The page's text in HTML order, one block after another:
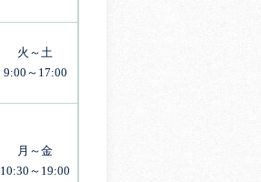
火～土
9:00～17:00
月～金
10:30～19:00